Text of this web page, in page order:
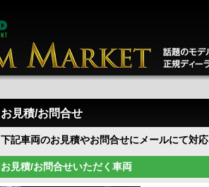
お見積/お問合せ
下記車両のお見積やお問合せにメールにて対
お見積/お問合せいただく車両